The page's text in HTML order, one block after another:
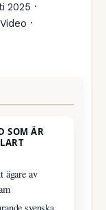
2025 ·
·
SOM ÄR
ägare av